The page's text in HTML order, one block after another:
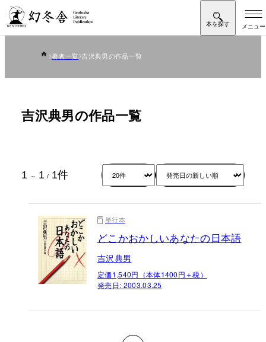
著者一覧 吉沢典男の作品一覧
吉沢典男の作品一覧
1 ～ 1 / 1件
単行本
どこかおかしいあなたの日本語
吉沢典男
定価1,540円（本体1400円＋税）
発売日: 2003.03.25